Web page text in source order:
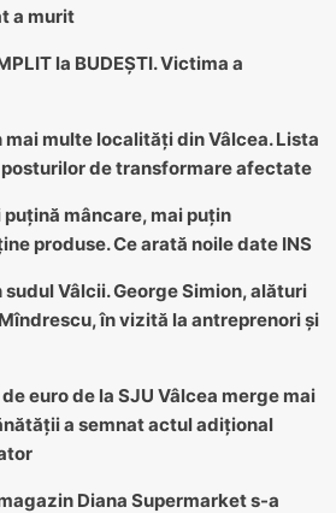
a murit
la BUDEȘTI. Victima a
multe localități din Vâlcea. Lista
de transformare afectate
mâncare, mai puțin
produse. Ce arată noile date INS
sudul Vâlcii. George Simion, alături
în vizită la antreprenori și
euro de la SJU Vâlcea merge mai
a semnat actul adițional
Diana Supermarket s-a